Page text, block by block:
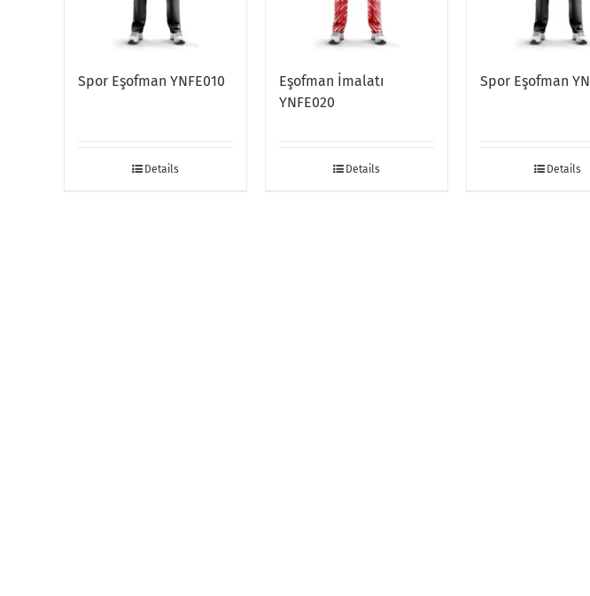
Spor Eşofman YNFE010
Details
Eşofman İmalatı
YNFE020
Details
Spor Eşofman
Details